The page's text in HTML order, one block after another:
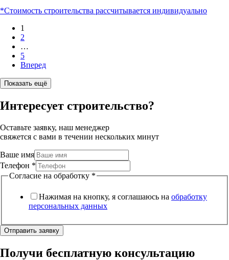
*Стоимость строительства рассчитывается индивидуально
1
2
…
5
Вперед
Показать ещё
Интересует строительство?
Оставьте заявку, наш менеджер
свяжется с вами в течении нескольких минут
Ваше имя
Телефон *
Согласие на обработку *
Нажимая на кнопку, я соглашаюсь на обработку
персональных данных
Отправить заявку
Получи бесплатную консультацию